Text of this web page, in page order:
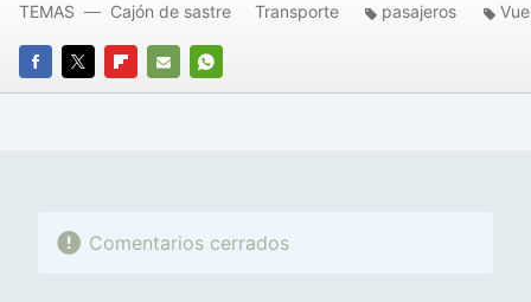
FACEBOOK
TWITTERFLIPBOARD
E-
WHATSAPP
TEMAS Cajón de sastre Transporte pasajeros
Comentarios cerrados